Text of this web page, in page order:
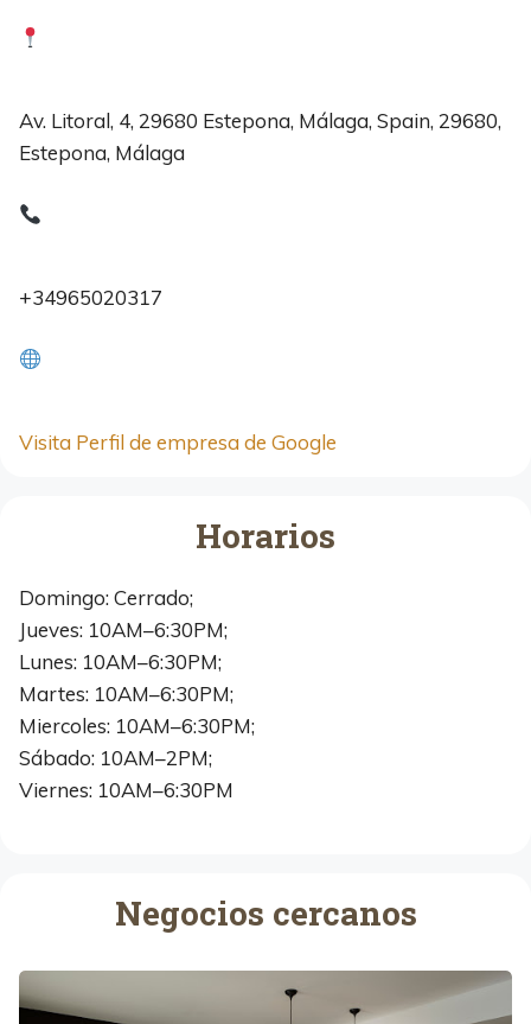
Av. Litoral, 4, 29680 Estepona, Málaga, Spain, 29680,
Estepona, Málaga
+34965020317
Visita Perfil de empresa de Google
Horarios
Domingo: Cerrado;
Jueves: 10AM–6:30PM;
Lunes: 10AM–6:30PM;
Martes: 10AM–6:30PM;
Miercoles: 10AM–6:30PM;
Sábado: 10AM–2PM;
Viernes: 10AM–6:30PM
Negocios cercanos
S
C